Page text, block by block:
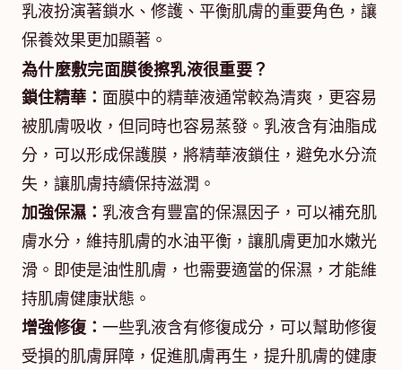
乳液扮演著鎖水、修護、平衡肌膚的重要角色，讓
保養效果更加顯著。
為什麼敷完面膜後擦乳液很重要？
鎖住精華： 面膜中的精華液通常較為清爽，更容易
被肌膚吸收，但同時也容易蒸發。乳液含有油脂成
分，可以形成保護膜，將精華液鎖住，避免水分流
失，讓肌膚持續保持滋潤。
加強保濕： 乳液含有豐富的保濕因子，可以補充肌
膚水分，維持肌膚的水油平衡，讓肌膚更加水嫩光
滑。即使是油性肌膚，也需要適當的保濕，才能維
持肌膚健康狀態。
增強修復： 一些乳液含有修復成分，可以幫助修復
受損的肌膚屏障，促進肌膚再生，提升肌膚的健康